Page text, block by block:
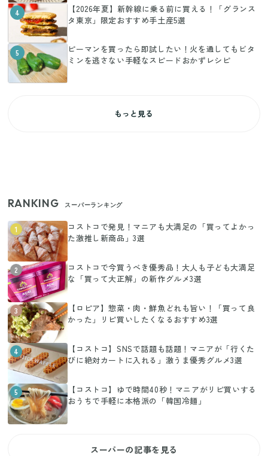
4
【2026年夏】新幹線に乗る前に買える！「グランス
タ東京」限定おすすめ手土産5選
5
ピーマンを買ったら即試したい！火を通してもビタ
ミンを逃さない手軽なスピードおかずレシピ
もっと見る
RANKING スーパーランキング
1
コストコで発見！マニアも大満足の「買ってよかっ
た激推し新商品」3選
2
コストコで今買うべき優秀品！大人も子ども大満足
な「買って大正解」の新作グルメ3選
3
【ロピア】惣菜・肉・鮮魚どれも旨い！「買って良
かった」リピ買いしたくなるおすすめ3選
4
【コストコ】SNSで話題も話題！マニアが「行くた
びに絶対カートに入れる」激うま優秀グルメ3選
5
【コストコ】ゆで時間40秒！マニアがリピ買いする
おうちで手軽に本格派の「韓国冷麺」
スーパーの記事を見る